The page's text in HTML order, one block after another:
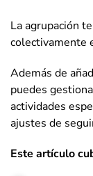
La agrupación
colectivamente
Además de
puedes
actividades
ajustes de
Este artículo